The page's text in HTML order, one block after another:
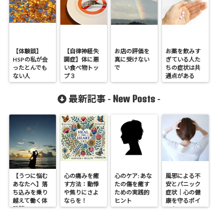
【体験談】
HSPの私が会
ったとんでも
ない人
【自律神経失
調症】体に悪
い食べ物トッ
プ３
お店の評価を
真に受けない
で
お薬を飲みす
ぎている人た
ちの症状は共
通点がある
最新記事 - New Posts -
【うつに悩む
あなたへ】落
ち込みを乗り
越えて働く体
験談
心の痛みを癒
す方法：動悸
や焦りにさよ
ならを！
心のケア: あな
たの傷を癒す
ための実践的
ヒント
風邪による不
安とパニック
症状｜心の健
康を守るポイ
ント